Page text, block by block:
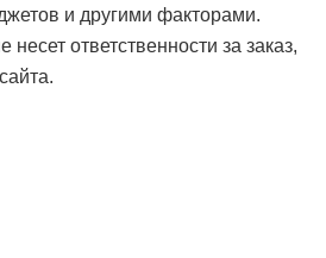
и другими факторами.
ответственности за заказ,